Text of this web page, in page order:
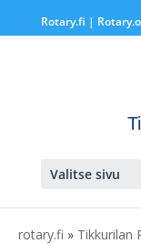
Rotary.fi |
Valitse sivu
rotary.fi » Tikkurilan